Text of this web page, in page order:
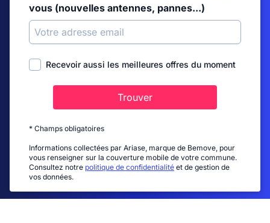
vous (nouvelles antennes, pannes...)
Recevoir aussi les meilleures offres du moment
Trouver
* Champs obligatoires
Informations collectées par Ariase, marque de Bemove, pour
vous renseigner sur la couverture mobile de votre commune.
Consultez notre politique de confidentialité et de gestion de
vos données.